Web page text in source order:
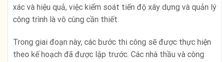
xác và hiệu quả, việc kiểm soát tiến độ xây dựng và quản lý
công trình là vô cùng cần thiết.
Trong giai đoạn này, các bước thi công sẽ được thực hiện
theo kế hoạch đã được lập trước. Các nhà thầu và công